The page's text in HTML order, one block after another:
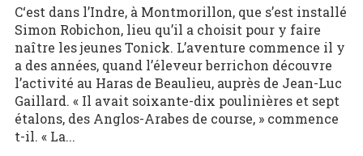
C‘est dans l’Indre, à Montmorillon, que s’est installé
Simon Robichon, lieu qu’il a choisit pour y faire
naître les jeunes Tonick. L’aventure commence il y
a des années, quand l’éleveur berrichon découvre
l’activité au Haras de Beaulieu, auprès de Jean-Luc
Gaillard. « Il avait soixante-dix poulinières et sept
étalons, des Anglos-Arabes de course, » commence
t-il. « La...